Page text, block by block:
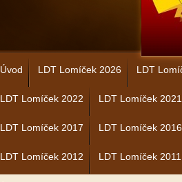
Úvod LDT Lomíček 2026 LDT
LDT Lomíček 2022 LDT Lomíček 2021
LDT Lomíček 2017 LDT Lomíček 2016
LDT Lomíček 2012 LDT Lomíček 2011